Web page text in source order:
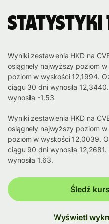
Statystyki 1
Wyniki zestawienia HKD na
osiągneły najwyższy poziom
poziom w wyskości 12,1994.
ciągu 30 dni wynosiła
wynosiła -1.53.
Wyniki zestawienia HKD na
osiągneły najwyższy poziom
poziom w wyskości 12,0039.
ciągu 90 dni wynosiła
wynosiła 1.63.
Śledź
Wyświetl